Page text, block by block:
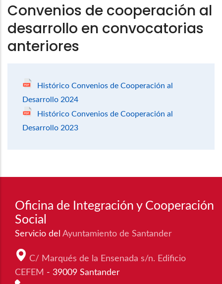
Convenios de cooperación al
desarrollo en convocatorias
anteriores
Histórico Convenios de Cooperación al
Desarrollo 2024
Histórico Convenios de Cooperación al
Desarrollo 2023
Oficina de Integración y Cooperación
Social
Servicio del Ayuntamiento de Santander
C/ Marqués de la Ensenada s/n. Edificio
CEFEM - 39009 Santander